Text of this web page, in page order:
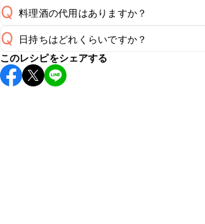
Q 料理酒の代用はありますか？
A
Q 日持ちはどれくらいですか？
保存期間は冷蔵で翌日中が目安です。な
し上がりください。
このレシピをシェアする